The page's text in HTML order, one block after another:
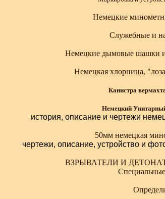
Немецкие
Служебные и
Немецкие дымовые шашки
Немецкая хлорница,
Канистра
Немецкий
история, описание и чертежи
50мм немецкая
чертежи, описание, устройство и
ВЗРЫВАТЕЛИ И